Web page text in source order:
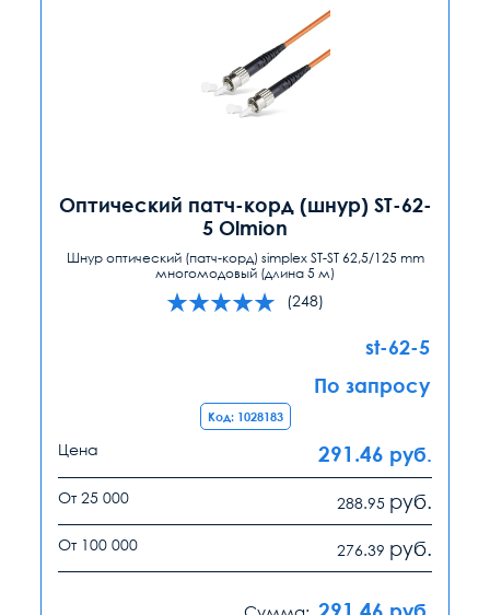
Оптический патч-корд (шнур) ST-62-
5 Olmion
Шнур оптический (патч-корд) simplex ST-ST 62,5/125 mm
многомодовый (длина 5 м)
(248)
st-62-5
По запросу
Код: 1028183
Цена 291.46 руб.
От 25 000 288.95 руб.
От 100 000 276.39 руб.
291.46